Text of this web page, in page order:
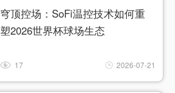
穹顶控场：SoFi温控技术如何重
塑2026世界杯球场生态
17 2026-07-21